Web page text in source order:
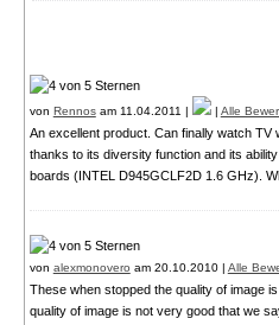
von Rennosam 11.04.2011 | | Alle
An excellent product. Can finally watch TV
thanks to its diversity function and its
boards (INTEL D945GCLF2D 1.6 GHz).
von alexmonovero am 20.10.2010 | Alle
These when stopped the quality of image
quality of image is not very good that we